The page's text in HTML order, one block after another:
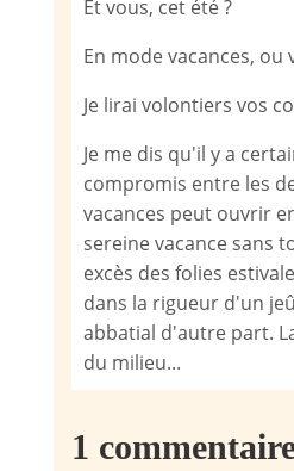
Et vous, cet été ?
En mode vacances, ou
Je lirai volontiers vos
Je me dis qu'il y a
compromis entre les
vacances peut ouvrir
sereine vacance sans
excès des folies
dans la rigueur d'un
abbatial d'autre part.
du milieu...
1